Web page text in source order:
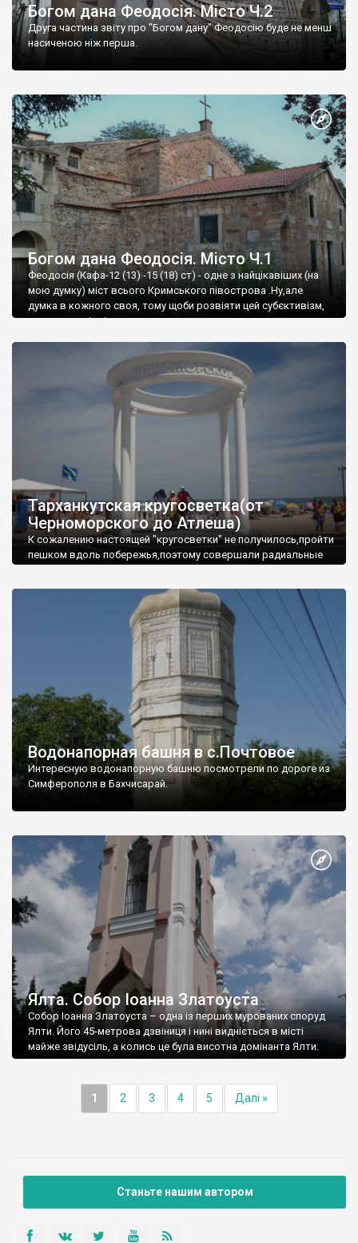
Богом дана Феодосія. Місто Ч.2
Друга частина звіту про "Богом дану" Феодосію буде не менш
насиченою ніж перша.
Богом дана Феодосія. Місто Ч.1
Феодосія (Кафа-12 (13) -15 (18) ст) - одне з найцікавіших (на
мою думку) міст всього Кримського півострова .Ну,але
думка в кожного своя, тому щоби розвіяти цей субєктивізм,
запрошую відвідати це
Тарханкутская кругосветка(от
Черноморского до Атлеша)
К сожалению настоящей "кругосветки" не получилось,пройти
пешком вдоль побережья,поэтому совершали радиальные
Водонапорная башня в с.Почтовое
Интересную водонапорную башню посмотрели по дороге из
Симферополя в Бахчисарай.
Ялта. Собор Іоанна Златоуста
Собор Іоанна Златоуста – одна із перших мурованих споруд
Ялти. Його 45-метрова дзвіниця і нині видніється в місті
майже звідусіль, а колись це була висотна домінанта Ялти.
1 2 3 4 5 Далі »
Станьте нашим автором